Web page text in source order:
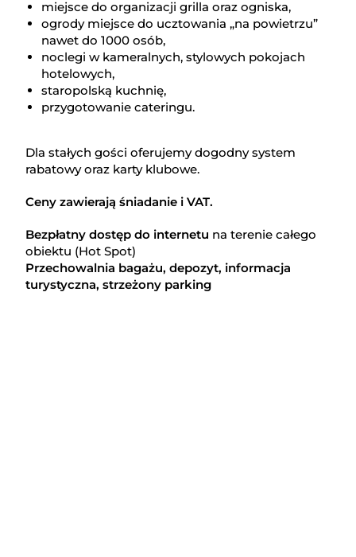
miejsce do organizacji grilla oraz ogniska,
ogrody miejsce do ucztowania „na powietrzu”
nawet do 1000 osób,
noclegi w kameralnych, stylowych pokojach
hotelowych,
staropolską kuchnię,
przygotowanie cateringu.
Dla stałych gości oferujemy dogodny system
rabatowy oraz karty klubowe.
Ceny zawierają śniadanie i VAT.
Bezpłatny dostęp do internetu na terenie całego
obiektu (Hot Spot)
Przechowalnia bagażu, depozyt, informacja
turystyczna, strzeżony parking